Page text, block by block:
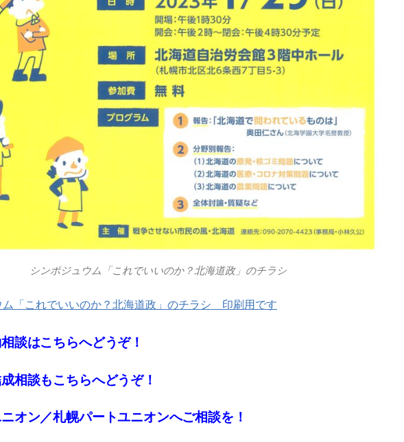
シンポジュウム「これでいいのか？北海道政」のチラシ
ム「これでいいのか？北海道政」のチラシ 印刷用です
談はこちらへどうぞ！
相談もこちらへどうぞ！
オン／札幌パートユニオンへご相談を！